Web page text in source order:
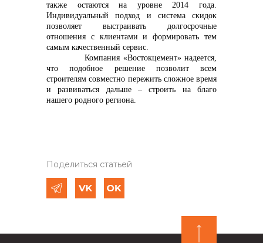
также остаются на уровне 2014 года.
Индивидуальный подход и система скидок
позволяет выстраивать долгосрочные
отношения с клиентами и формировать тем
самым качественный сервис.
Компания «Востокцемент» надеется,
что подобное решение позволит всем
строителям совместно пережить сложное время
и развиваться дальше – строить на благо
нашего родного региона.
Поделиться статьей